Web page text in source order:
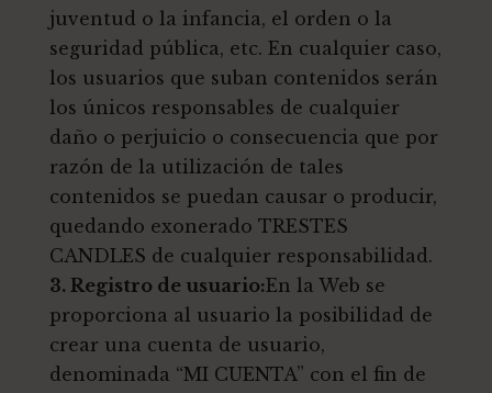
juventud o la infancia, el orden o la
seguridad pública, etc. En cualquier caso,
los usuarios que suban contenidos serán
los únicos responsables de cualquier
daño o perjuicio o consecuencia que por
razón de la utilización de tales
contenidos se puedan causar o producir,
quedando exonerado TRESTES
CANDLES de cualquier responsabilidad.
3. Registro de usuario:En la Web se
proporciona al usuario la posibilidad de
crear una cuenta de usuario,
denominada “MI CUENTA” con el fin de